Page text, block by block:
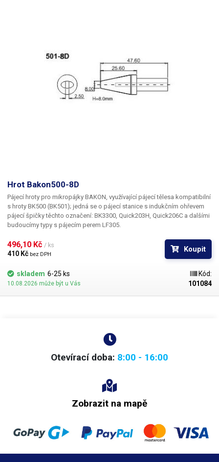
Hrot Bakon500-8D
Pájecí hroty pro mikropájky BAKON, využívající pájecí tělesa kompatibilní
s hroty BK500 (BK501); jedná se o pájecí stanice s indukčním ohřevem
pájecí špičky těchto označení: BK3300, Quick203H, Quick206C a dalšími
budoucímy typy s pájecím perem LF305.
496,10 Kč / ks
410 Kč bez DPH
Koupit
skladem 6-25 ks
10.08.2026 může být u Vás
Kód:
101084
Otevírací doba: 8:00 - 16:00
Zobrazit na mapě